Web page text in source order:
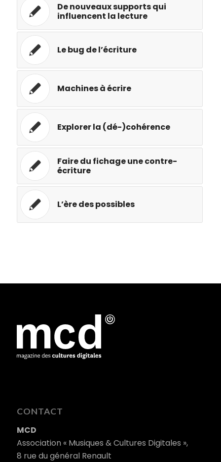
De nouveaux supports qui
influencent la lecture
Le bug de l’écriture
Machines à écrire
Explorer la (dé-)cohérence
Faire du fichage une contre-
écriture
L’ère des possibles
CONTACT
MCD
Association « Musiques & Cultures Digitales »,
8 rue du général Renault